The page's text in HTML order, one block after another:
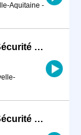
Aquitaine -
Animateur / Animatrice en Hygiène Sécurité Environnement (HSE) (H/F)
Animateur / Animatrice en Hygiène Sécurité Environnement (HSE) (H/F)